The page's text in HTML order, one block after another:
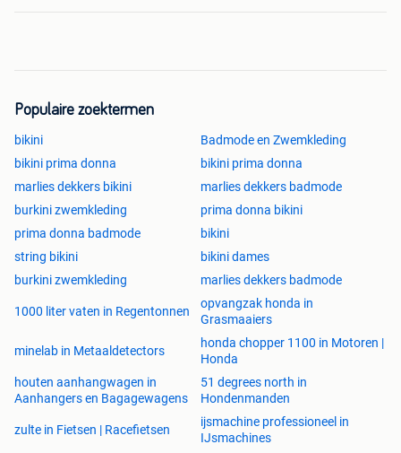
Populaire zoektermen
bikini
Badmode en Zwemkleding
bikini prima donna
bikini prima donna
marlies dekkers bikini
marlies dekkers badmode
burkini zwemkleding
prima donna bikini
prima donna badmode
bikini
string bikini
bikini dames
burkini zwemkleding
marlies dekkers badmode
1000 liter vaten in Regentonnen
opvangzak honda in
Grasmaaiers
minelab in Metaaldetectors
honda chopper 1100 in Motoren |
Honda
houten aanhangwagen in
Aanhangers en Bagagewagens
51 degrees north in
Hondenmanden
zulte in Fietsen | Racefietsen
ijsmachine professioneel in
IJsmachines